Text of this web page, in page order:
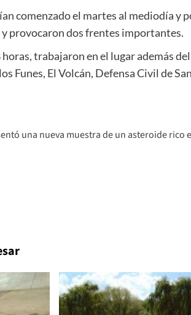
comenzado el martes al mediodía y
y provocaron dos frentes importantes.
trabajaron en el lugar además
Funes, El Volcán, Defensa Civil de
una nueva muestra de un asteroide rico